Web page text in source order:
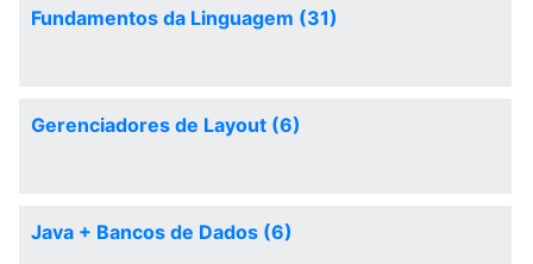
Fundamentos da Linguagem (31)
Gerenciadores de Layout (6)
Java + Bancos de Dados (6)